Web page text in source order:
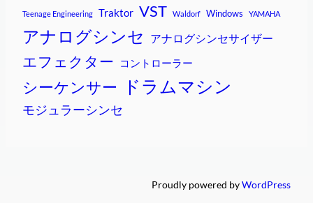
Teenage Engineering Traktor VST Waldorf Windows YAMAHA
アナログシンセ アナログシンセサイザー
エフェクター コントローラー
シーケンサー ドラムマシン
モジュラーシンセ
Proudly powered byWordPress